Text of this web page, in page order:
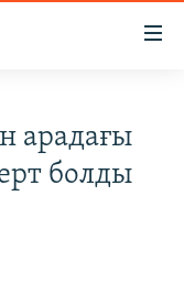
арадағы
болды